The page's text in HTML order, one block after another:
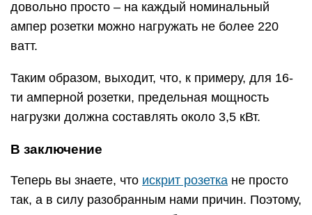
довольно просто – на каждый номинальный
ампер розетки можно нагружать не более 220
ватт.
Таким образом, выходит, что, к примеру, для 16-
ти амперной розетки, предельная мощность
нагрузки должна составлять около 3,5 кВт.
В заключение
Теперь вы знаете, что искрит розетка не просто
так, а в силу разобранным нами причин. Поэтому,